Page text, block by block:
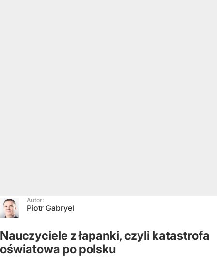
Autor:
Piotr Gabryel
Nauczyciele z łapanki, czyli katastrofa
oświatowa po polsku